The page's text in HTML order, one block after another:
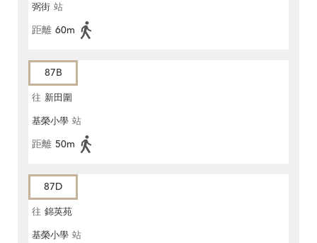
弼街 站
距離 60m
87B
往 新田圍
基榮小學 站
距離 50m
87D
往 錦英苑
基榮小學 站